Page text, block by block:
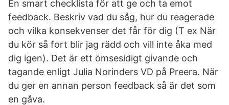
En smart checklista för att ge och ta emot
feedback. Beskriv vad du såg, hur du reagerade
och vilka konsekvenser det får för dig (T ex När
du kör så fort blir jag rädd och vill inte åka med
dig igen). Det är ett ömsesidigt givande och
tagande enligt Julia Norinders VD på Preera. När
du ger en annan person feedback så är det som
en gåva.